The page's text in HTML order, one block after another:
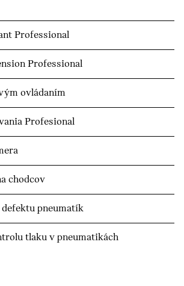
Professional
Professional
ovládaním
Profesional
chodcov
defektu pneumatík
tlaku v pneumatikách